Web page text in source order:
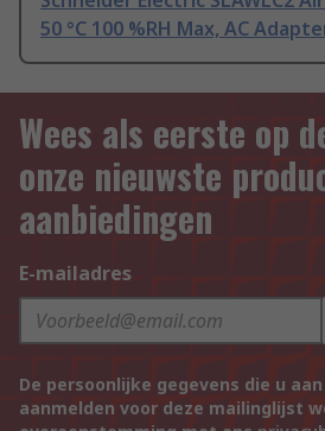
50 °C 100 %RH Max, AC
Wees als eerste op
onze nieuwste
aanbiedingen
E-mailadres
De persoonlijke gegevens die u
aanmelden voor deze mailinglijst